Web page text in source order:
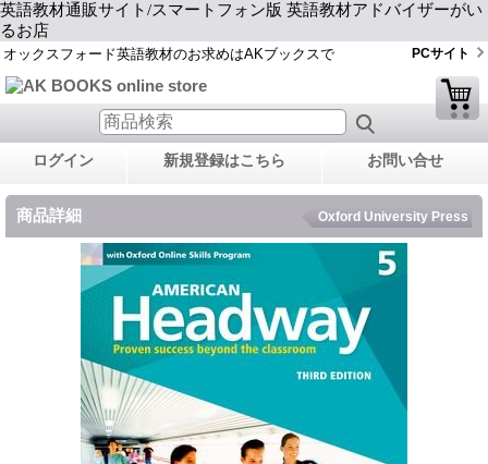
英語教材通販サイト/スマートフォン版 英語教材アドバイザーがい
るお店
オックスフォード英語教材のお求めはAKブックスで PCサイト
ログイン 新規登録はこちら お問い合せ
商品詳細 Oxford University Press